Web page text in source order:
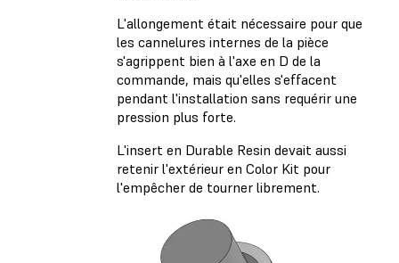
L'allongement était nécessaire pour que
les cannelures internes de la pièce
s'agrippent bien à l'axe en D de la
commande, mais qu'elles s'effacent
pendant l'installation sans requérir une
pression plus forte.
L'insert en Durable Resin devait aussi
retenir l'extérieur en Color Kit pour
l'empêcher de tourner librement.